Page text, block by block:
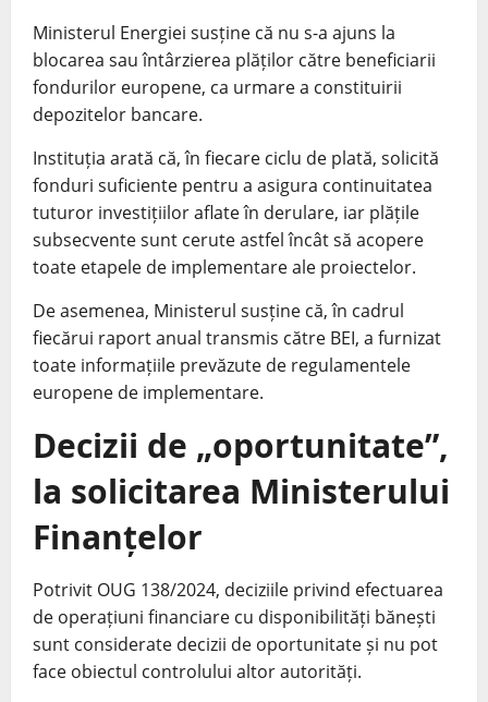
Ministerul Energiei susține că nu s-a ajuns la
blocarea sau întârzierea plăților către beneficiarii
fondurilor europene, ca urmare a constituirii
depozitelor bancare.
Instituția arată că, în fiecare ciclu de plată, solicită
fonduri suficiente pentru a asigura continuitatea
tuturor investițiilor aflate în derulare, iar plățile
subsecvente sunt cerute astfel încât să acopere
toate etapele de implementare ale proiectelor.
De asemenea, Ministerul susține că, în cadrul
fiecărui raport anual transmis către BEI, a furnizat
toate informațiile prevăzute de regulamentele
europene de implementare.
Decizii de „oportunitate”,
la solicitarea Ministerului
Finanțelor
Potrivit OUG 138/2024, deciziile privind efectuarea
de operațiuni financiare cu disponibilități bănești
sunt considerate decizii de oportunitate și nu pot
face obiectul controlului altor autorități.